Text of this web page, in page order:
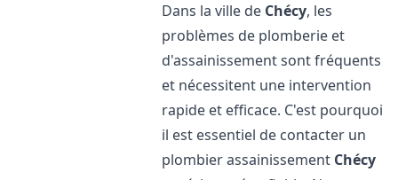
Dans la ville de Chécy, les
problèmes de plomberie et
d'assainissement sont fréquents
et nécessitent une intervention
rapide et efficace. C'est pourquoi
il est essentiel de contacter un
plombier assainissement Chécy